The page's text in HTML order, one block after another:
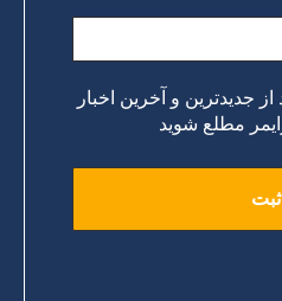
جدیدترین و آخرین اخبار
مطلع شوید